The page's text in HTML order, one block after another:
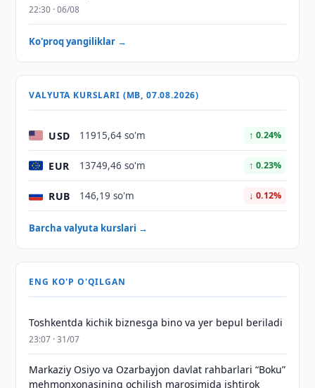
22:30 · 06/08
Ko'proq yangiliklar →
VALYUTA KURSLARI (MB, 07.08.2026)
USD 11915,64 so'm ↑ 0.24%
EUR 13749,46 so'm ↑ 0.23%
RUB 146,19 so'm ↓ 0.12%
Barcha valyuta kurslari →
ENG KO'P O'QILGAN
Toshkentda kichik biznesga bino va yer bepul beriladi
23:07 · 31/07
Markaziy Osiyo va Ozarbayjon davlat rahbarlari “Boku”
mehmonxonasining ochilish marosimida ishtirok